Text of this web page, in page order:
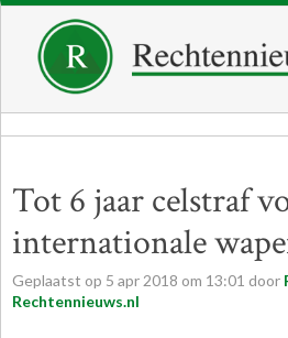
Tot 6 jaar celstraf
internationale
Geplaatst op 5 apr 2018 om 13:01 door
Rechtennieuws.nl